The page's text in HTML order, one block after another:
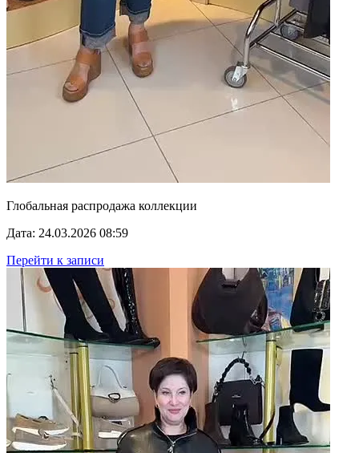
Глобальная распродажа коллекции
Дата: 24.03.2026 08:59
Перейти к записи